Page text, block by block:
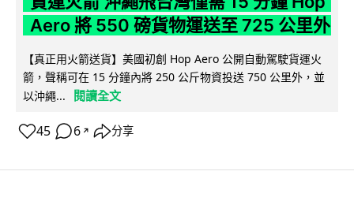
Aero 將 550 磅貨物運送至 725 公里外
【真正用火箭送貨】美國初創 Hop Aero 公開自動駕駛貨運火
箭，聲稱可在 15 分鐘內將 250 公斤物資投送 750 公里外，並
以沖繩...
閱讀全文
45 6 ↗ 分享